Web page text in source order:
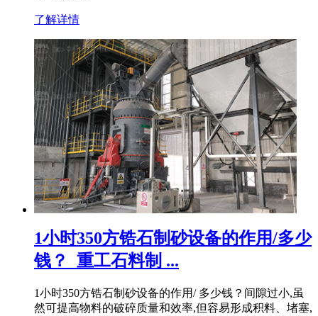
了解详情
1小时350方锆石制砂设备的作用/多少
钱？_重工石料制 ...
1小时350方锆石制砂设备的作用/ 多少钱？间隙过小,虽
然可提高物料的破碎质量和效率,但容易形成积料、堵塞,